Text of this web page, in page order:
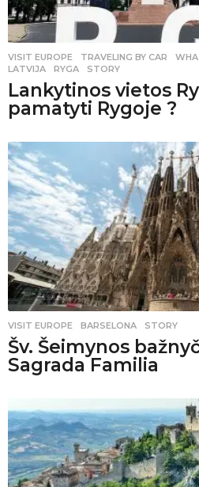
VISIT EUROPE ,TRAVELING BY CAR
LATVIJA
,RYGA ,STORY
Lankytinos vietos
pamatyti Rygoje ?
VISIT EUROPE BARSELONA ,STORY
Šv. Šeimynos
Sagrada Familia